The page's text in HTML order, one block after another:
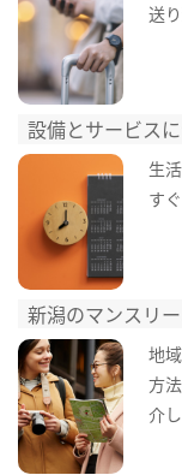
送
設備とサービス
生
す
新潟のマンスリ
地
方
介し